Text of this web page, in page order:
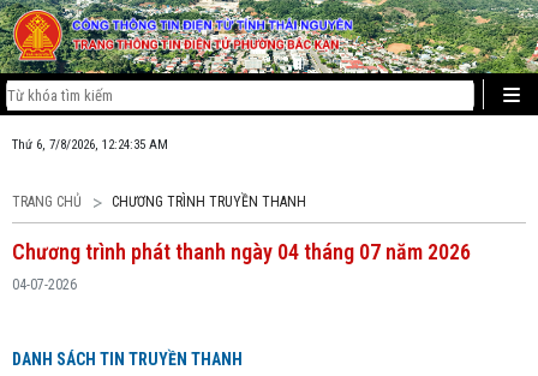
Thứ 6, 7/8/2026, 12:24:35 AM
TRANG CHỦ CHƯƠNG TRÌNH TRUYỀN THANH
Chương trình phát thanh ngày 04 tháng 07 năm 2026
04-07-2026
DANH SÁCH TIN TRUYỀN THANH